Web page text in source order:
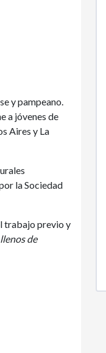
y pampeano.
a jóvenes de
Aires y La
la Sociedad
trabajo previo y
de